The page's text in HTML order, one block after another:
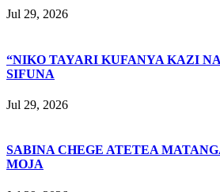
Jul 29, 2026
“NIKO TAYARI KUFANYA KAZI
SIFUNA
Jul 29, 2026
SABINA CHEGE ATETEA
MOJA